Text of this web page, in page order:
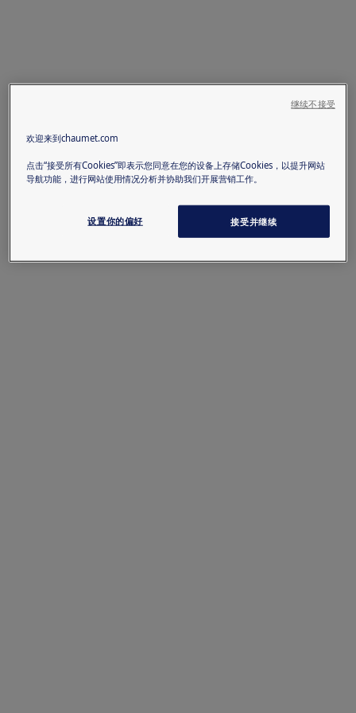
欢迎来到chaumet.com
点击“接受所有Cookies”即表示您同意在您的设备上存储Cookies，以提升网站
导航功能，进行网站使用情况分析并协助我们开展营销工作。
设置你的偏好 接受并继续
继续不接受